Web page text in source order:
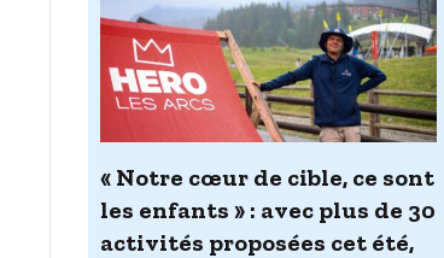
« Notre cœur de cible, ce sont
les enfants » : avec plus de 30
activités proposées cet été,